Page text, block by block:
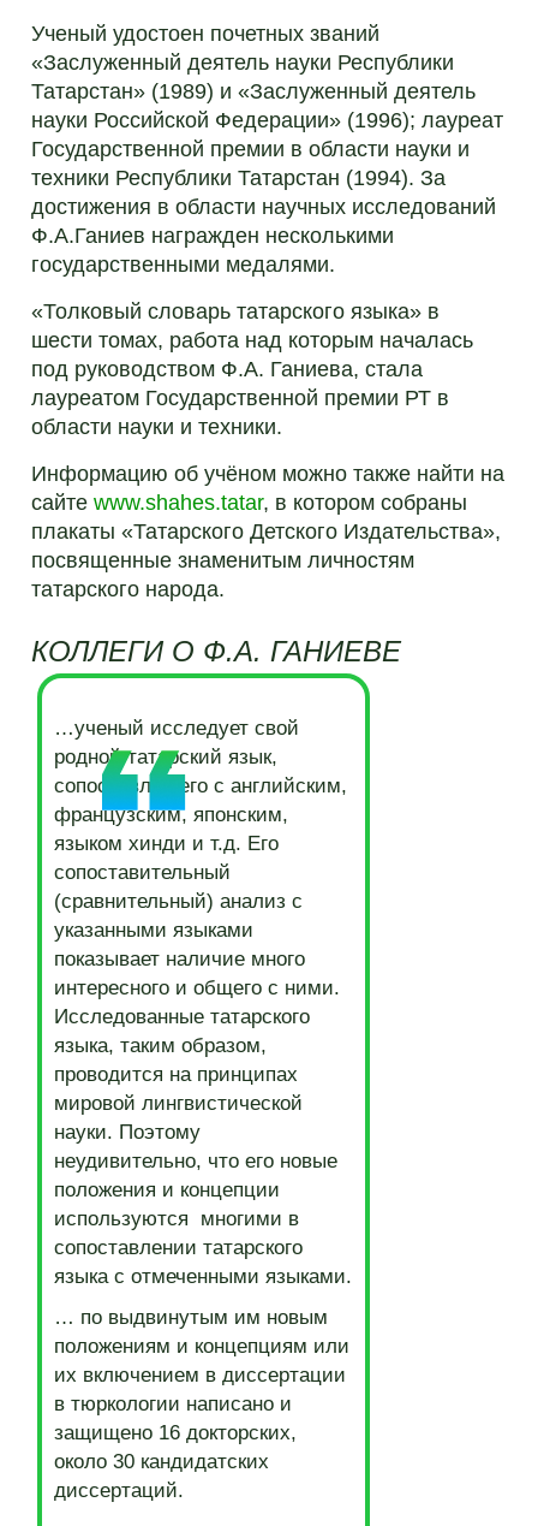
Ученый удостоен почетных званий
«Заслуженный деятель науки Республики
Татарстан» (1989) и «Заслуженный деятель
науки Российской Федерации» (1996); лауреат
Государственной премии в области науки и
техники Республики Татарстан (1994). За
достижения в области научных исследований
Ф.А.Ганиев награжден несколькими
государственными медалями.
«Толковый словарь татарского языка» в
шести томах, работа над которым началась
под руководством Ф.А. Ганиева, стала
лауреатом Государственной премии РТ в
области науки и техники.
Информацию об учёном можно также найти на
сайтеwww.shahes.tatar, в котором собраны
плакаты «Татарского Детского Издательства»,
посвященные знаменитым личностям
татарского народа.
КОЛЛЕГИ О Ф.А. ГАНИЕВЕ
…ученый исследует свой
родной татарский язык,
сопоставляя его с английским,
французским, японским,
языком хинди и т.д. Его
сопоставительный
(сравнительный) анализ с
указанными языками
показывает наличие много
интересного и общего с ними.
Исследованные татарского
языка, таким образом,
проводится на принципах
мировой лингвистической
науки. Поэтому
неудивительно, что его новые
положения и концепции
используются многими в
сопоставлении татарского
языка с отмеченными языками.
… по выдвинутым им новым
положениям и концепциям или
их включением в диссертации
в тюркологии написано и
защищено 16 докторских,
около 30 кандидатских
диссертаций.